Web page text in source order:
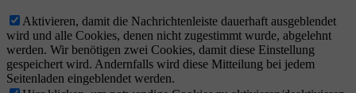
Aktivieren, damit die Nachrichtenleiste dauerhaft ausgeblendet
wird und alle Cookies, denen nicht zugestimmt wurde, abgelehnt
werden. Wir benötigen zwei Cookies, damit diese Einstellung
gespeichert wird. Andernfalls wird diese Mitteilung bei jedem
Seitenladen eingeblendet werden.